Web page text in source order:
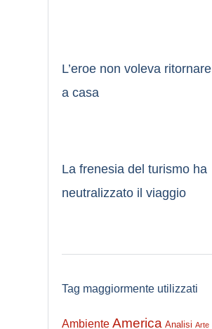
L’eroe non voleva ritornare
a casa
La frenesia del turismo ha
neutralizzato il viaggio
Tag maggiormente utilizzati
Ambiente America Analisi Arte